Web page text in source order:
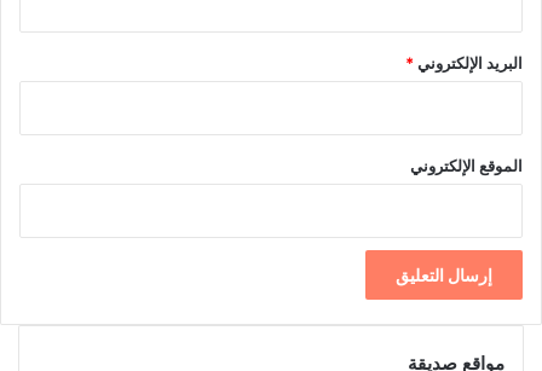
البريد الإلكتروني*
الموقع الإلكتروني
مواقع صديقة